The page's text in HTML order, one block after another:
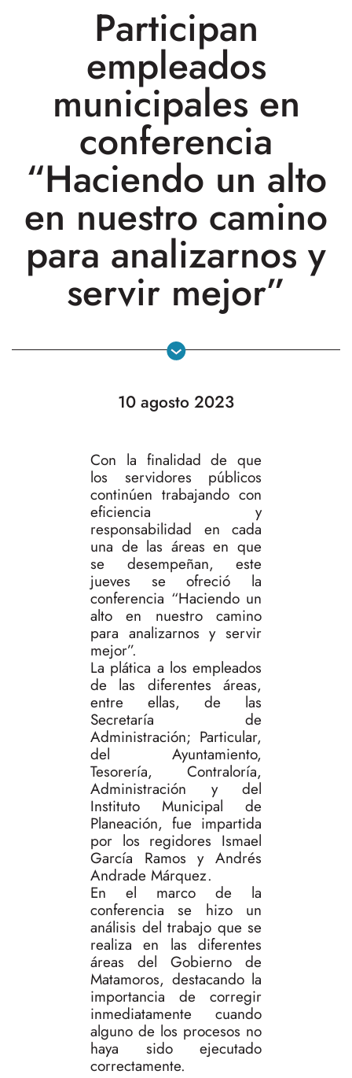
Participan
empleados
municipales en
conferencia
“Haciendo un alto
en nuestro camino
para analizarnos y
servir mejor”
10 agosto 2023
Con la finalidad de que
los servidores públicos
continúen trabajando con
eficiencia y
responsabilidad en cada
una de las áreas en que
se desempeñan, este
jueves se ofreció la
conferencia “Haciendo un
alto en nuestro camino
para analizarnos y servir
mejor”.
La plática a los empleados
de las diferentes áreas,
entre ellas, de las
Secretaría de
Administración; Particular,
del Ayuntamiento,
Tesorería, Contraloría,
Administración y del
Instituto Municipal de
Planeación, fue impartida
por los regidores Ismael
García Ramos y Andrés
Andrade Márquez.
En el marco de la
conferencia se hizo un
análisis del trabajo que se
realiza en las diferentes
áreas del Gobierno de
Matamoros, destacando la
importancia de corregir
inmediatamente cuando
alguno de los procesos no
haya sido ejecutado
correctamente.